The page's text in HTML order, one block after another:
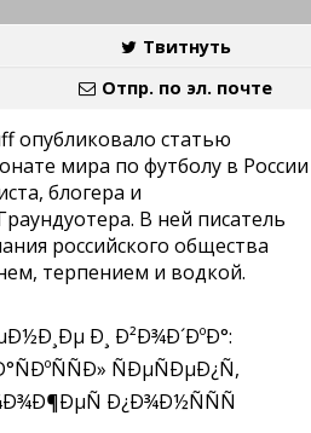
Твитнуть
Отпр. по эл. почте
опубликовало статью
мира по футболу в России
блогера и
В ней писатель
российского общества
терпением и водкой.